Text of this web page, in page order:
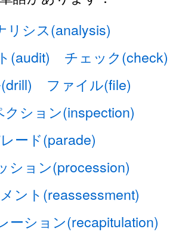
リシス(analysis)
(audit)
チェック(check)
ファイル(file)
クション(inspection)
ード(parade)
ション(procession)
ント(reassessment)
ーション(recapitulation)